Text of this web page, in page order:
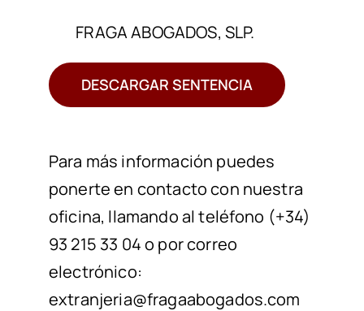
FRAGA ABOGADOS, SLP.
DESCARGAR SENTENCIA
Para más información puedes
ponerte en contacto con nuestra
oficina, llamando al teléfono (+34)
93 215 33 04o por correo
electrónico:
extranjeria@fragaabogados.com